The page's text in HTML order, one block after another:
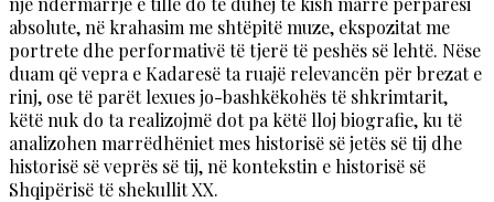
absolute, në krahasim me shtëpitë muze, ekspozitat me
portrete dhe performativë të tjerë të peshës së lehtë. Nëse
duam që vepra e Kadaresë ta ruajë relevancën për brezat e
rinj, ose të parët lexues jo-bashkëkohës të shkrimtarit,
këtë nuk do ta realizojmë dot pa këtë lloj biografie, ku të
analizohen marrëdhëniet mes historisë së jetës së tij dhe
historisë së veprës së tij, në kontekstin e historisë së
Shqipërisë të shekullit XX.